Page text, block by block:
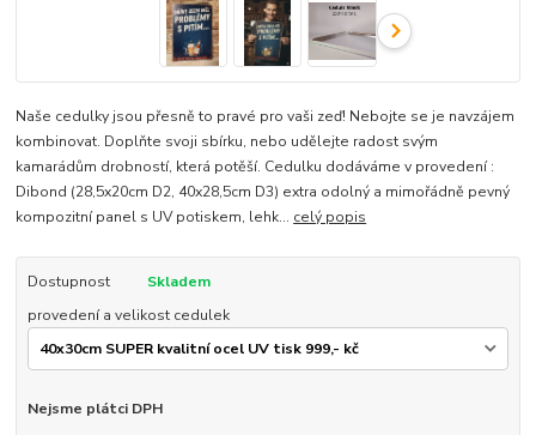
Naše cedulky jsou přesně to pravé pro vaši zeď! Nebojte se je navzájem
kombinovat. Doplňte svoji sbírku, nebo udělejte radost svým
kamarádům drobností, která potěší. Cedulku dodáváme v provedení :
Dibond (28,5x20cm D2, 40x28,5cm D3) extra odolný a mimořádně pevný
kompozitní panel s UV potiskem, lehk... celý popis
Dostupnost
Skladem
provedení a velikost cedulek
Nejsme plátci DPH